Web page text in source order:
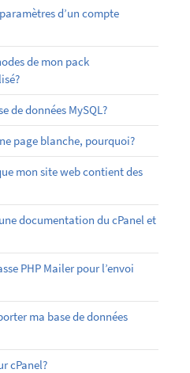
d’un compte
de mon pack
de données MySQL?
page blanche, pourquoi?
mon site web contient des
documentation du cPanel et
PHP Mailer pour l’envoi
ma base de données
cPanel?